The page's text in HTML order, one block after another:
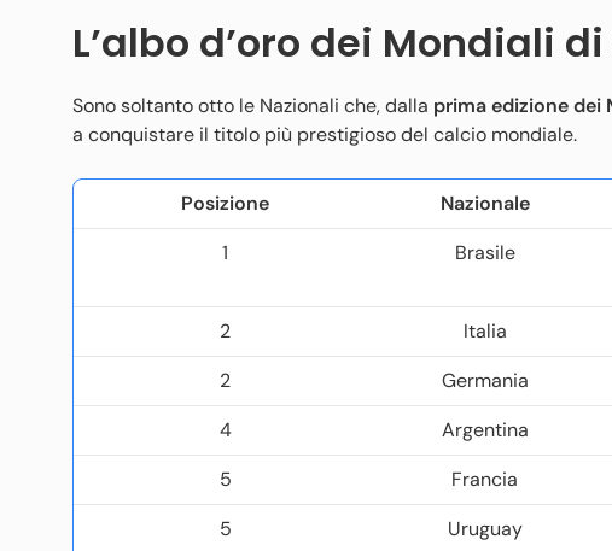
L’albo d’oro dei Mondiali
Sono soltanto otto le Nazionali che, dalla prima edizione dei
a conquistare il titolo più prestigioso del calcio mondiale.
Posizione Nazionale
1
Brasile
2
Italia
2
Germania
4
Argentina
5
Francia
5
Uruguay